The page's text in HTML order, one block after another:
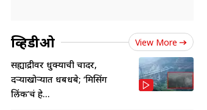
व्हिडीओ View More
सह्याद्रीवर धुक्याची चादर,
दऱ्याखोऱ्यात धबधबे; ‘मिसिंग
लिंक’चं हे...